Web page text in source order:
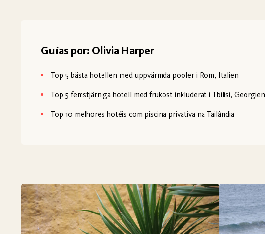
Guías por: Olivia Harper
Top 5 bästa hotellen med uppvärmda pooler i Rom, Italien
Top 5 femstjärniga hotell med frukost inkluderat i Tbilisi, Georgien
Top 10 melhores hotéis com piscina privativa na Tailândia